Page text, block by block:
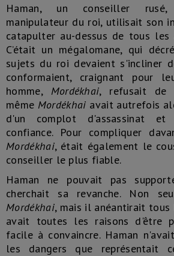
Haman, un conseiller
manipulateur du roi, utilisait son
catapulter au-dessus de tous les
C’était un mégalomane, qui
sujets du roi devaient s'incliner
conformaient, craignant pour
homme, Mordékhai, refusait de
même Mordékhai avait autrefois
d'un complot d'assassinat
confiance. Pour compliquer
Mordékhai, était également le
conseiller le plus fiable.
Haman ne pouvait pas
cherchait sa revanche. Non
Mordékhai, mais il anéantirait tous
avait toutes les raisons d'être
facile à convaincre. Haman
les dangers que représentait